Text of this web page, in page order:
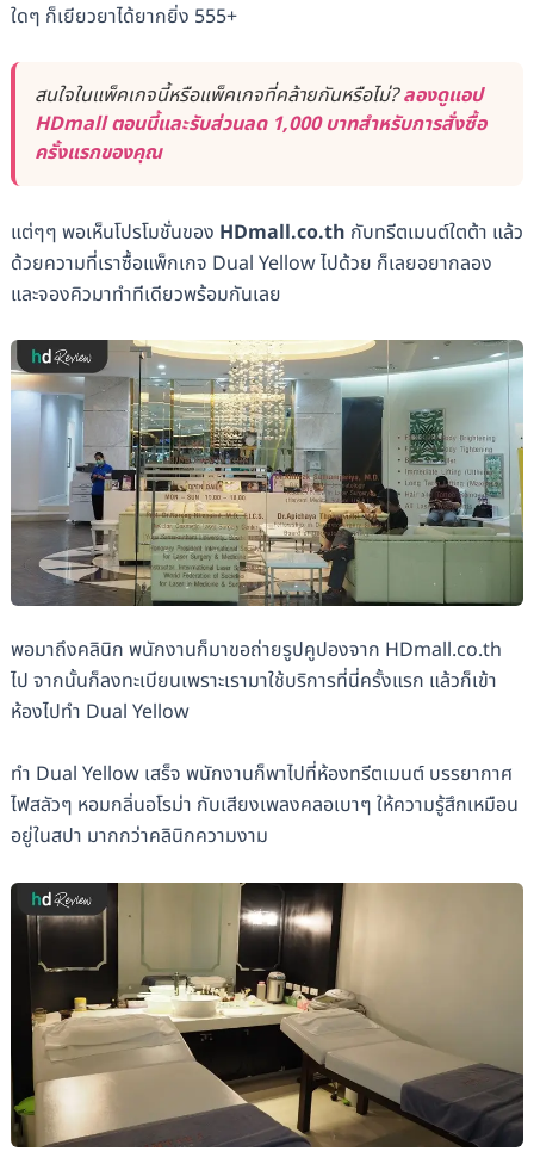
ใดๆ ก็เยียวยาได้ยากยิ่ง 555+
สนใจในแพ็คเกจนี้หรือแพ็คเกจที่คล้ายกันหรือไม่?ลองดูแอป
HDmall ตอนนี้และรับส่วนลด 1,000 บาทสำหรับการสั่งซื้อ
ครั้งแรกของคุณ
แต่ๆๆ พอเห็นโปรโมชั่นของ HDmall.co.th กับทรีตเมนต์ใตต้า แล้ว
ด้วยความที่เราซื้อแพ็กเกจ Dual Yellow ไปด้วย ก็เลยอยากลอง
และจองคิวมาทำทีเดียวพร้อมกันเลย
พอมาถึงคลินิก พนักงานก็มาขอถ่ายรูปคูปองจาก HDmall.co.th
ไป จากนั้นก็ลงทะเบียนเพราะเรามาใช้บริการที่นี่ครั้งแรก แล้วก็เข้า
ห้องไปทำ Dual Yellow
ทำ Dual Yellow เสร็จ พนักงานก็พาไปที่ห้องทรีตเมนต์ บรรยากาศ
ไฟสลัวๆ หอมกลิ่นอโรม่า กับเสียงเพลงคลอเบาๆ ให้ความรู้สึกเหมือน
อยู่ในสปา มากกว่าคลินิกความงาม